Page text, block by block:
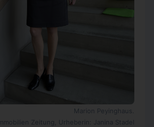
Marion Peyinghaus.
Zeitung, Urheberin: Janina Stadel